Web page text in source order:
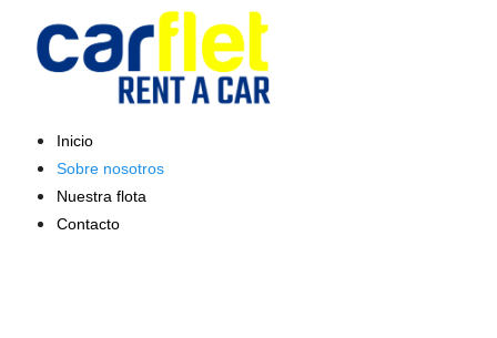
contenido
Inicio
Sobre nosotros
Nuestra flota
Contacto